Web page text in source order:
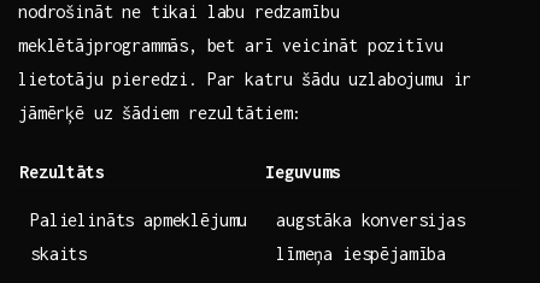
nodrošināt ne tikai labu⁤ redzamību
meklētājprogrammās, ⁤bet arī ⁤veicināt ‍pozitīvu
lietotāju pieredzi. Par katru šādu uzlabojumu ir
jāmērķē uz šādiem rezultātiem:
Rezultāts Ieguvums
Palielināts ‌apmeklējumu
skaits
augstāka konversijas
līmeņa iespējamība